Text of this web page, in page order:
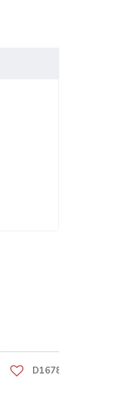
D1678-8